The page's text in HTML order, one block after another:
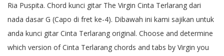
Ria Puspita. Chord kunci gitar The Virgin Cinta Terlarang dari
nada dasar G (Capo di fret ke-4). Dibawah ini kami sajikan untuk
anda kunci gitar Cinta Terlarang original. Choose and determine
which version of Cinta Terlarang chords and tabs by Virgin you